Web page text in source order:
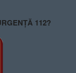
112?